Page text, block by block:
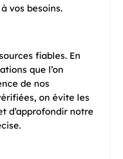
vos besoins.
fiables. En
que l’on
de nos
on évite les
d’approfondir notre